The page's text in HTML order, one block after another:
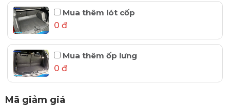
Mua thêm lót cốp
0 đ
Mua thêm ốp lưng
0 đ
Mã giảm giá